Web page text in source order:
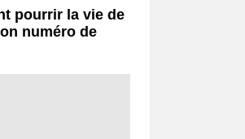
pourrir la vie de
numéro de